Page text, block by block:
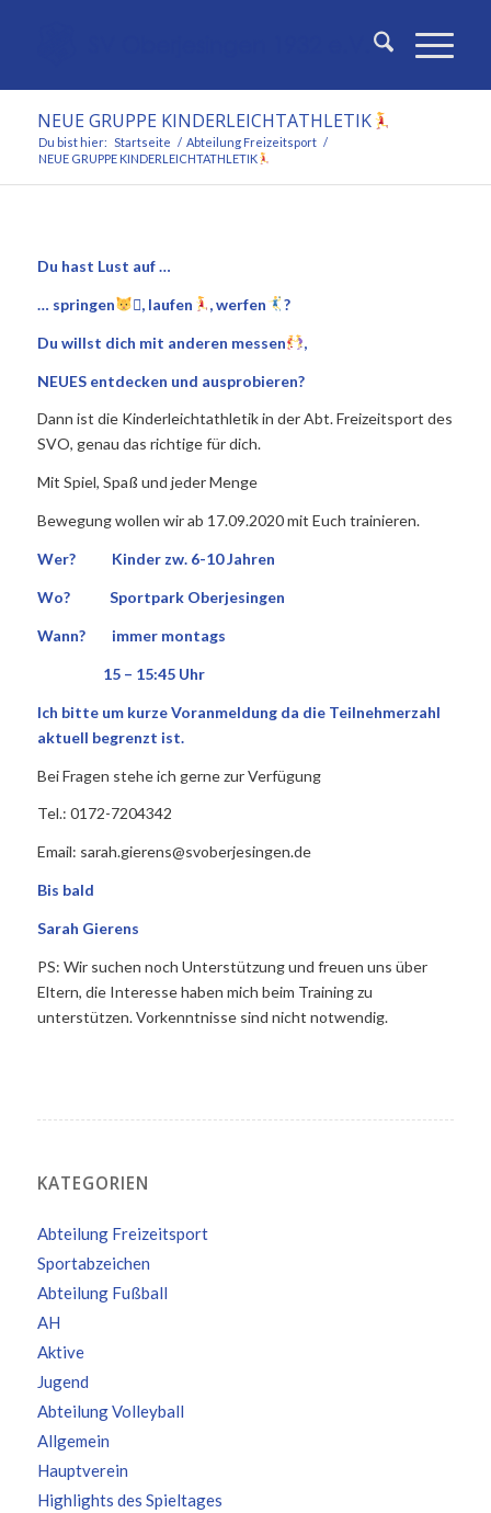
NEUE GRUPPE KINDERLEICHTATHLETIK
Du bist hier: Startseite / Abteilung Freizeitsport /
NEUE GRUPPE KINDERLEICHTATHLETIK
Du hast Lust auf …
… springen ‍🏍, laufen , werfen ?
Du willst dich mit anderen messen ,
NEUES entdecken und ausprobieren?
Dann ist die Kinderleichtathletik in der Abt. Freizeitsport des
SVO, genau das richtige für dich.
Mit Spiel, Spaß und jeder Menge
Bewegung wollen wir ab 17.09.2020 mit Euch trainieren.
Wer? Kinder zw. 6-10 Jahren
Wo? Sportpark Oberjesingen
Wann? immer montags
15 – 15:45 Uhr
Ich bitte um kurze Voranmeldung da die Teilnehmerzahl
aktuell begrenzt ist.
Bei Fragen stehe ich gerne zur Verfügung
Tel.: 0172-7204342
Email: sarah.gierens@svoberjesingen.de
Bis bald
Sarah Gierens
PS: Wir suchen noch Unterstützung und freuen uns über
Eltern, die Interesse haben mich beim Training zu
unterstützen. Vorkenntnisse sind nicht notwendig.
KATEGORIEN
Abteilung Freizeitsport
Sportabzeichen
Abteilung Fußball
AH
Aktive
Jugend
Abteilung Volleyball
Allgemein
Hauptverein
Highlights des Spieltages